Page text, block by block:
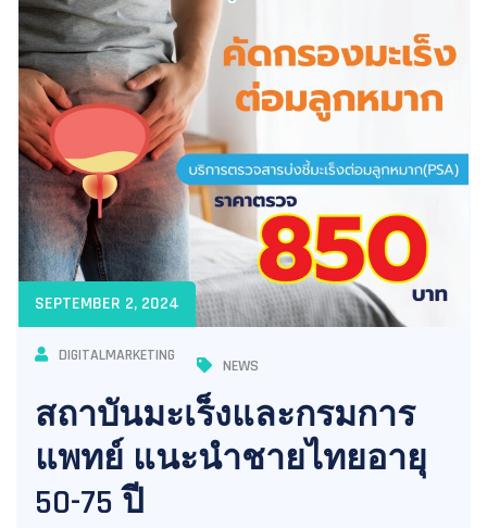
SEPTEMBER 2, 2024
DIGITALMARKETING
NEWS
สถาบันมะเร็งและกรมการ
แพทย์ แนะนำชายไทยอายุ
50-75 ปี